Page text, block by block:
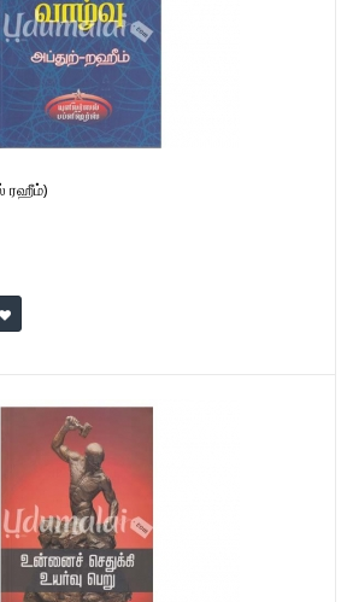
ரஹீம்)